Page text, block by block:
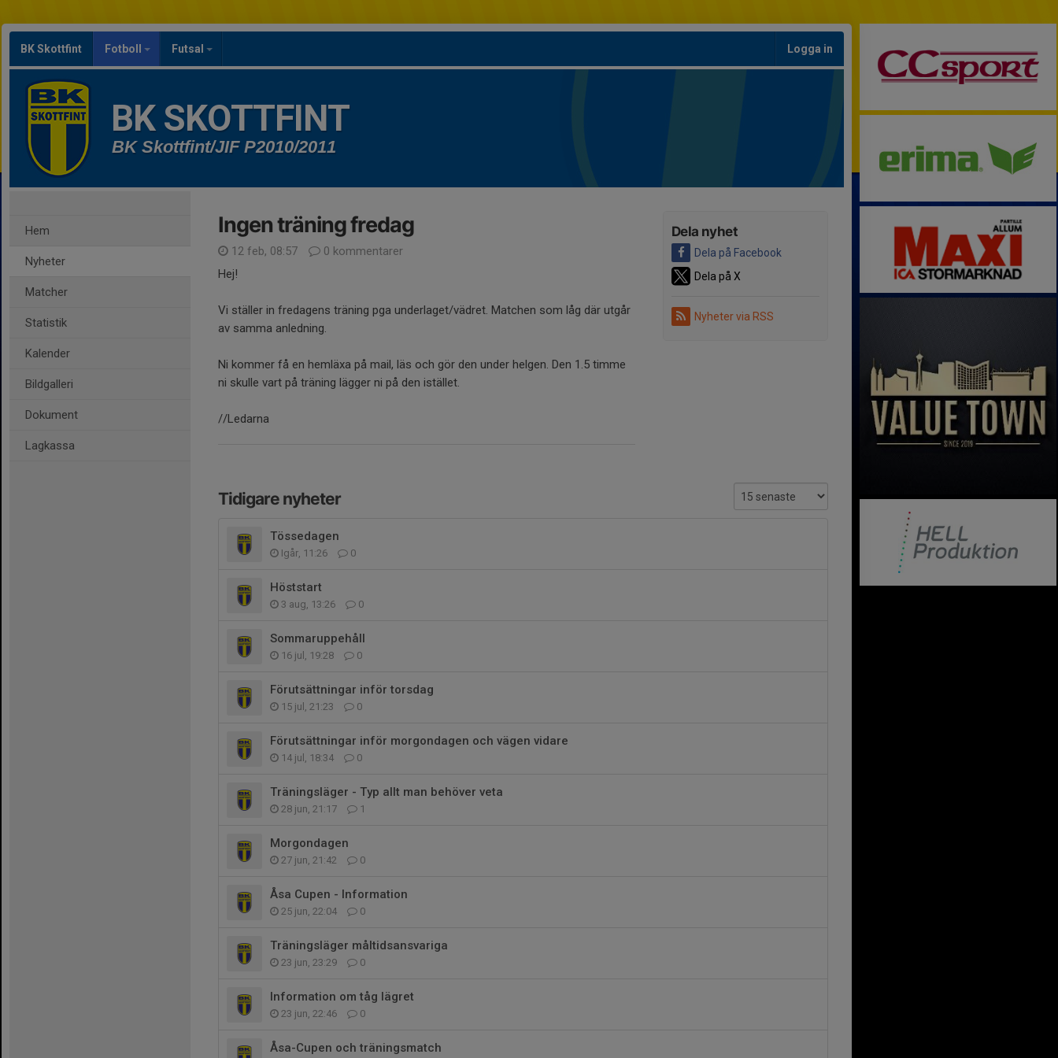
BK Skottfint Fotboll Futsal Logga in
BK SKOTTFINT
BK Skottfint/JIF P2010/2011
Hem
Nyheter
Matcher
Statistik
Kalender
Bildgalleri
Dokument
Lagkassa
Dela nyhet
Dela på Facebook
Dela på X
Nyheter via RSS
Ingen träning fredag
12 feb, 08:57
0 kommentarer
Hej!
Vi ställer in fredagens träning pga underlaget/vädret. Matchen som låg där utgår
av samma anledning.
Ni kommer få en hemläxa på mail, läs och gör den under helgen. Den 1.5 timme
ni skulle vart på träning lägger ni på den istället.
//Ledarna
Tidigare nyheter
Tössedagen
Igår, 11:26 0
Höststart
3 aug, 13:26 0
Sommaruppehåll
16 jul, 19:28 0
Förutsättningar inför torsdag
15 jul, 21:23 0
Förutsättningar inför morgondagen och vägen vidare
14 jul, 18:34 0
Träningsläger - Typ allt man behöver veta
28 jun, 21:17 1
Morgondagen
27 jun, 21:42 0
Åsa Cupen - Information
25 jun, 22:04 0
Träningsläger måltidsansvariga
23 jun, 23:29 0
Information om tåg lägret
23 jun, 22:46 0
Åsa-Cupen och träningsmatch